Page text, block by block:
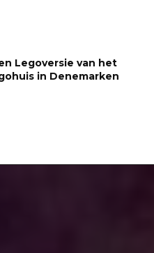
Legoversie van het
in Denemarken